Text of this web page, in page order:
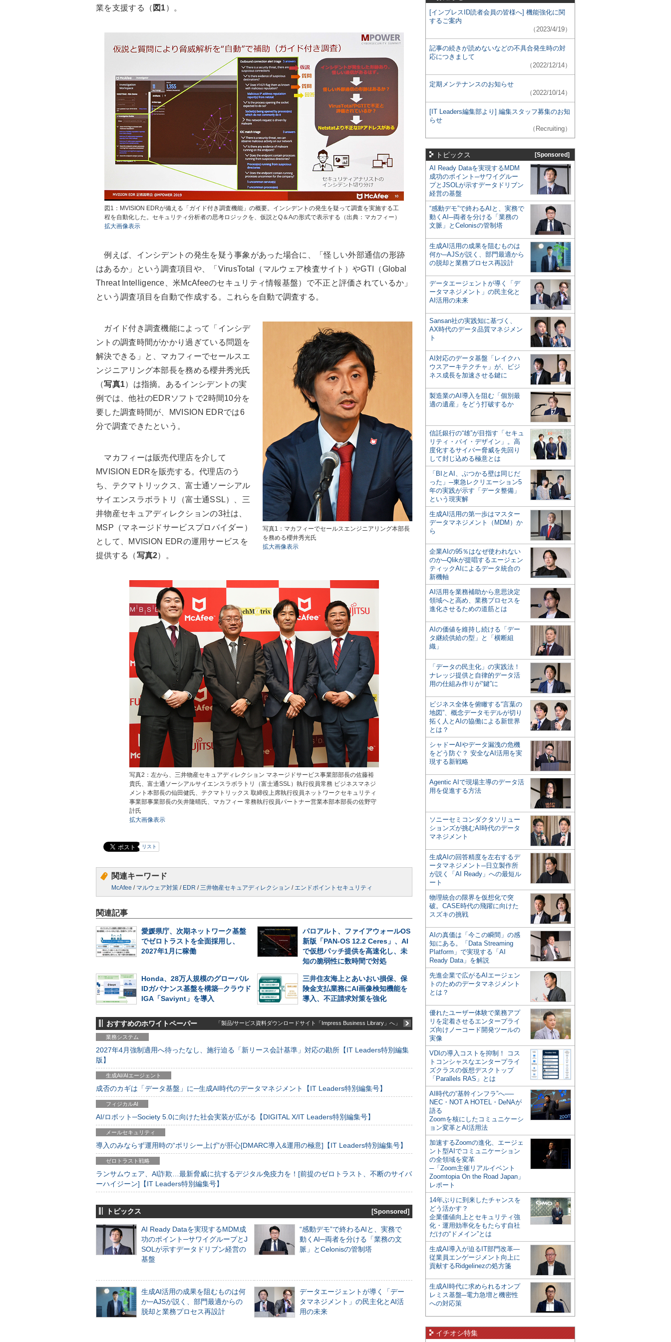
業を支援する（ 図1）。
図1：MVISION EDRが備える「ガイド付き調査機能」の概要。インシデントの発生を疑って調査を実施する工
程を自動化した。セキュリティ分析者の思考ロジックを、仮説とQ＆Aの形式で表示する（出典：マカフィー）
拡大画像表示
例えば、インシデントの発生を疑う事象があった場合に、「怪しい外部通信の形跡
はあるか」という調査項目や、「VirusTotal（マルウェア検査サイト）やGTI（Global
Threat Intelligence、米McAfeeのセキュリティ情報基盤）で不正と評価されているか」
という調査項目を自動で作成する。これらを自動で調査する。
写真1：マカフィーでセールスエンジニアリング本部長
を務める櫻井秀光氏
拡大画像表示
ガイド付き調査機能によって「インシデ
ントの調査時間がかかり過ぎている問題を
解決できる」と、マカフィーでセールスエ
ンジニアリング本部長を務める櫻井秀光氏
（写真1）は指摘。あるインシデントの実
例では、他社のEDRソフトで2時間10分を
要した調査時間が、MVISION EDRでは6
分で調査できたという。
マカフィーは販売代理店を介して
MVISION EDRを販売する。代理店のう
ち、テクマトリックス、富士通ソーシアル
サイエンスラボラトリ（富士通SSL）、三
井物産セキュアディレクションの3社は、
MSP（マネージドサービスプロバイダー）
として、MVISION EDRの運用サービスを
提供する（写真2）。
写真2：左から、三井物産セキュアディレクション マネージドサービス事業部部長の佐藤裕
貴氏、富士通ソーシアルサイエンスラボラトリ（富士通SSL）執行役員常務 ビジネスマネジ
メント本部長の仙田健氏、テクマトリックス 取締役上席執行役員ネットワークセキュリティ
事業部事業部長の矢井隆晴氏、マカフィー 常務執行役員パートナー営業本部本部長の佐野守
計氏
拡大画像表示
リスト
関連キーワード
McAfee / マルウェア対策 / EDR /三井物産セキュアディレクション / エンドポイントセキュリティ
関連記事
愛媛県庁、次期ネットワーク基盤
でゼロトラストを全面採用し、
2027年1月に稼働
パロアルト、ファイアウォールOS
新版「PAN-OS 12.2 Ceres」、AI
で仮想パッチ提供を高速化し、未
知の脆弱性に数時間で対処
Honda、28万人規模のグローバル
IDガバナンス基盤を構築─クラウド
IGA「Saviynt」を導入
三井住友海上とあいおい損保、保
険金支払業務にAI画像検知機能を
導入、不正請求対策を強化
おすすめのホワイトペーパー 「製品/サービス資料ダウンロードサイト「Impress Business Library」へ」
業務システム
2027年4月強制適用へ待ったなし、施行迫る「新リース会計基準」対応の勘所【IT Leaders特別編集
版】
生成AI/AIエージェント
成否のカギは「データ基盤」に─生成AI時代のデータマネジメント【IT Leaders特別編集号】
フィジカルAI
AI/ロボット─Society 5.0に向けた社会実装が広がる【DIGITAL X/IT Leaders特別編集号】
メールセキュリティ
導入のみならず運用時の“ポリシー上げ”が肝心[DMARC導入&運用の極意]【IT Leaders特別編集号】
ゼロトラスト戦略
ランサムウェア、AI詐欺…最新脅威に抗するデジタル免疫力を！[前提のゼロトラスト、不断のサイバ
ーハイジーン]【IT Leaders特別編集号】
トピックス [Sponsored]
AI Ready Dataを実現するMDM成
功のポイント─サワイグループとJ
SOLが示すデータドリブン経営の
基盤
“感動デモ”で終わるAIと、実務で
動くAI─両者を分ける「業務の文
脈」とCelonisの管制塔
生成AI活用の成果を阻むものは何
か─AJSが説く、部門最適からの
脱却と業務プロセス再設計
データエージェントが導く「デー
タマネジメント」の民主化とAI活
用の未来
[インプレスID読者会員の皆様へ] 機能強化に関
するご案内
（2023/4/19）
記事の続きが読めないなどの不具合発生時の対
応につきまして
（2022/12/14）
定期メンテナンスのお知らせ
（2022/10/14）
[IT Leaders編集部より] 編集スタッフ募集のお知
らせ
（Recruiting）
トピックス [Sponsored]
AI Ready Dataを実現するMDM
成功のポイント─サワイグルー
プとJSOLが示すデータドリブン
経営の基盤
“感動デモ”で終わるAIと、実務で
動くAI─両者を分ける「業務の
文脈」とCelonisの管制塔
生成AI活用の成果を阻むものは
何か─AJSが説く、部門最適から
の脱却と業務プロセス再設計
データエージェントが導く「デ
ータマネジメント」の民主化と
AI活用の未来
Sansan社の実践知に基づく、
AX時代のデータ品質マネジメン
ト
AI対応のデータ基盤「レイクハ
ウスアーキテクチャ」が、ビジ
ネス成長を加速させる鍵に
製造業のAI導入を阻む「個別最
適の遺産」をどう打破するか
信託銀行の“雄”が目指す「セキュ
リティ・バイ・デザイン」。高
度化するサイバー脅威を先回り
して封じ込める極意とは
「BIとAI、ぶつかる壁は同じだ
った」─東急レクリエーション5
年の実践が示す「データ整備」
という現実解
生成AI活用の第一歩はマスター
データマネジメント（MDM）か
ら
企業AIの95％はなぜ使われない
のか─Qlikが提唱するエージェン
ティックAIによるデータ統合の
新機軸
AI活用を業務補助から意思決定
領域へと高め、業務プロセスを
進化させるための道筋とは
AIの価値を維持し続ける「デー
タ継続供給の型」と「横断組
織」
「データの民主化」の実践法！
ナレッジ提供と自律的データ活
用の仕組み作りが“鍵”に
ビジネス全体を俯瞰する“言葉の
地図”、概念データモデルが切り
拓く人とAIの協働による新世界
とは？
シャドーAIやデータ漏洩の危機
をどう防ぐ？ 安全なAI活用を実
現する新戦略
Agentic AIで現場主導のデータ活
用を促進する方法
ソニーセミコンダクタソリュー
ションズが挑むAI時代のデータ
マネジメント
生成AIの回答精度を左右するデ
ータマネジメント─日立製作所
が説く「AI Ready」への最短ル
ート
物理統合の限界を仮想化で突
破。CASE時代の飛躍に向けた
スズキの挑戦
AIの真価は「今この瞬間」の感
知にある。「Data Streaming
Platform」で実現する「AI
Ready Data」を解説
先進企業で広がるAIエージェン
トのためのデータマネジメント
とは？
優れたユーザー体験で業務アプ
リを定着させるエンタープライ
ズ向けノーコード開発ツールの
実像
VDIの導入コストを抑制！ コス
トコンシャスなエンタープライ
ズクラスの仮想デスクトップ
「Parallels RAS」とは
AI時代の“基幹インフラ”へ──
NEC・NOT A HOTEL・DeNAが
語る
Zoomを核にしたコミュニケーシ
ョン変革とAI活用法
加速するZoomの進化、エージェ
ント型AIでコミュニケーション
の全領域を変革
─「Zoom主催リアルイベント
Zoomtopia On the Road Japan」
レポート
14年ぶりに到来したチャンスを
どう活かす？
企業価値向上とセキュリティ強
化・運用効率化をもたらす自社
だけの“ドメイン”とは
生成AI導入が迫るIT部門改革―
従業員エンゲージメント向上に
貢献するRidgelinezの処方箋
生成AI時代に求められるオンプ
レミス基盤─電力急増と機密性
への対応策
イチオシ特集